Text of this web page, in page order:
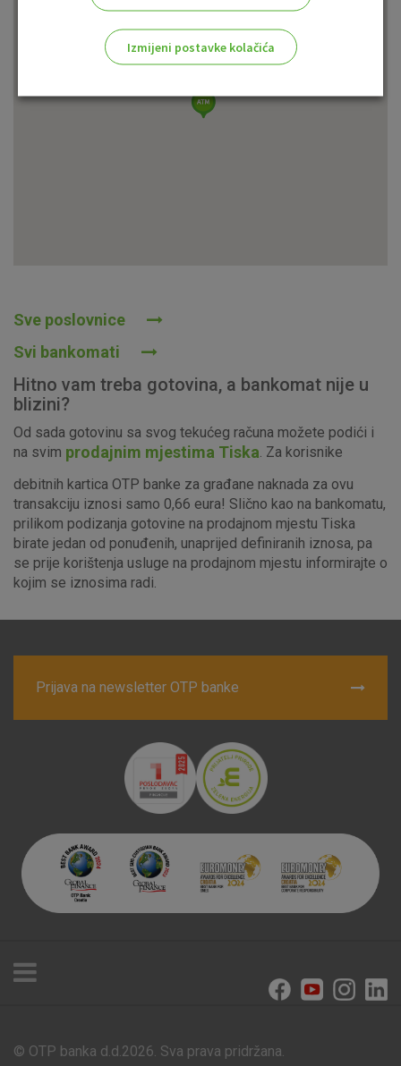
Sve poslovnice
Svi bankomati
Hitno vam treba gotovina, a bankomat nije u
blizini?
Od sada gotovinu sa svog tekućeg računa možete podići i
na svim prodajnim mjestima Tiska . Za korisnike
debitnih kartica OTP banke za građane naknada za ovu
transakciju iznosi samo 0,66 eura! Slično kao na bankomatu,
prilikom podizanja gotovine na prodajnom mjestu Tiska
birate jedan od ponuđenih, unaprijed definiranih iznosa, pa
se prije korištenja usluge na prodajnom mjestu informirajte o
kojim se iznosima radi.
Prijava na newsletter OTP banke
Poslovnice i bankomati
© OTP banka d.d.2026. Sva prava pridržana.
Izmijeni postavke kolačića
Ovi kolačići nužni su za funkcioniranje internetske stranice i
postavljaju kao odgovor na vaše radnje koje uključuju zahtjev
za uslugama, kao što su postavke kolačića. Svoj preglednik
o njima, ali u tom slučaju neki dijelovi stranice neće raditi. Ti
kolačići ne pohranjuju nikakve informacije koje bi vas mogle
identificirati.
Detaljnije informacije o kolačićima